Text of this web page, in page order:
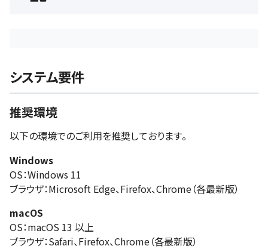
システム要件
推奨環境
以下の環境でのご利用を推奨しております。
Windows
OS：Windows 11
ブラウザ：Microsoft Edge、Firefox、Chrome（各最新版）
macOS
OS：macOS 13 以上
ブラウザ：Safari、Firefox、Chrome（各最新版）